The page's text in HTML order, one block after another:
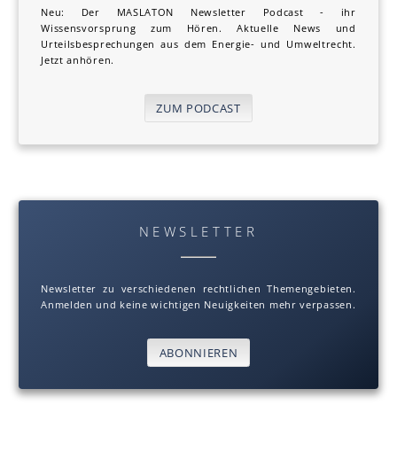
Neu: Der MAS LA TON Newsletter Podcast - ihr
Wissensvorsprung zum Hören. Aktuelle News und
Urteilsbesprechungen aus dem Energie- und Umweltrecht.
Jetzt anhören.
ZUM PODCAST
NEWSLETTER
Newsletter zu verschiedenen rechtlichen Themengebieten.
Anmelden und keine wichtigen Neuigkeiten mehr verpassen.
ABONNIEREN